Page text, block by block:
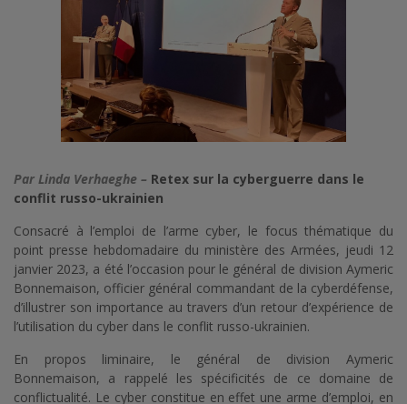
Par Linda Verhaeghe – Retex sur la cyberguerre dans le
conflit russo-ukrainien
Consacré à l’emploi de l’arme cyber, le focus thématique du
point presse hebdomadaire du ministère des Armées, jeudi 12
janvier 2023, a été l’occasion pour le général de division Aymeric
Bonnemaison, officier général commandant de la cyberdéfense,
d’illustrer son importance au travers d’un retour d’expérience de
l’utilisation du cyber dans le conflit russo-ukrainien.
En propos liminaire, le général de division Aymeric
Bonnemaison, a rappelé les spécificités de ce domaine de
conflictualité. Le cyber constitue en effet une arme d’emploi, en